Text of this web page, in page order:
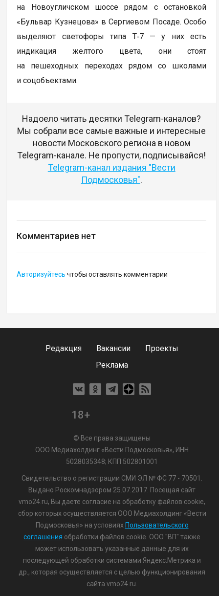
на Новоугличском шоссе рядом с остановкой
«Бульвар Кузнецова» в Сергиевом Посаде. Особо
выделяют светофоры типа Т‑7 — у них есть
индикация желтого цвета, они стоят
на пешеходных переходах рядом со школами
и соцобъектами.
Надоело читать десятки Telegram-каналов?
Мы собрали все самые важные и интересные
новости Московского региона в новом
Telegram-канале. Не пропусти, подписывайся!
Telegram-канал издания "Вести
Подмосковья".
Комментариев нет
Авторизуйтесь чтобы оставлять комментарии
Редакция Вакансии
Проекты
Реклама
18+
© Все права защищены
ООО Медиахолдинг «Вести Подмосковья», ИНН
5028035348; КПП 502801001
Свидетельство о регистрации СМИ ЭЛ № ФС 77 - 70501.
Выдано Роскомнадзором 25.07.2017. Посещая сайт
vmo24.ru, Вы даете согласие на обработку файлов cookie,
сбор которых осуществляется ООО Медиахолдинг «Вести
Подмосковья» на условиях Пользовательского
соглашения обработки файлов cookie. ООО "ВП" также
может использовать указанные данные для их
последующей обработки системами Яндекс.Метрика и
др., которая осуществляется с целью функционирования
сайта vmo24.ru.